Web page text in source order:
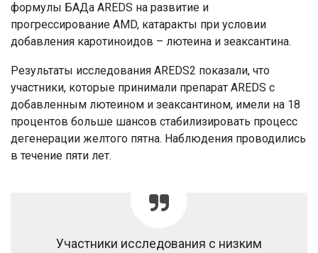
формулы БАДа AREDS на развитие и
прогрессирование AMD, катаракты при условии
добавления каротиноидов – лютеина и зеаксантина.
Результаты исследования AREDS2 показали, что
участники, которые принимали препарат AREDS с
добавленным лютеином и зеаксантином, имели на 18
процентов больше шансов стабилизировать процесс
дегенерации желтого пятна. Наблюдения проводились
в течение пяти лет.
Участники исследования с низким